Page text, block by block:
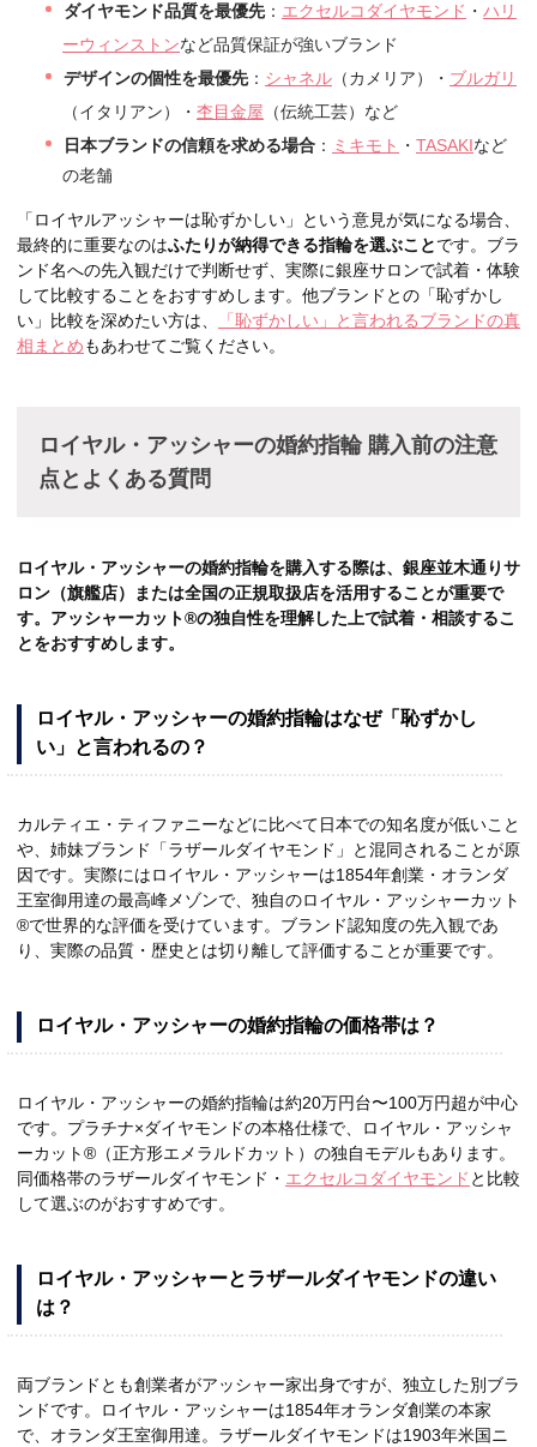
ダイヤモンド品質を最優先： エクセルコダイヤモンド ・ ハリ
ーウィンストンなど品質保証が強いブランド
デザインの個性を最優先： シャネル （カメリア）・ ブルガリ
（イタリアン）・ 杢目金屋 （伝統工芸）など
日本ブランドの信頼を求める場合 ： ミキモト ・ TASAKIなど
の老舗
「ロイヤルアッシャーは恥ずかしい」という意見が気になる場合、
最終的に重要なのはふたりが納得できる指輪を選ぶことです。ブラ
ンド名への先入観だけで判断せず、実際に銀座サロンで試着・体験
して比較することをおすすめします。他ブランドとの「恥ずかし
い」比較を深めたい方は、
「恥ずかしい」と言われるブランドの真
相まとめもあわせてご覧ください。
ロイヤル・アッシャーの婚約指輪 購入前の注意
点とよくある質問
ロイヤル・アッシャーの婚約指輪を購入する際は、銀座並木通りサ
ロン（旗艦店）または全国の正規取扱店を活用することが重要で
す。アッシャーカット®の独自性を理解した上で試着・相談するこ
とをおすすめします。
ロイヤル・アッシャーの婚約指輪はなぜ「恥ずかし
い」と言われるの？
カルティエ・ティファニーなどに比べて日本での知名度が低いこと
や、姉妹ブランド「ラザールダイヤモンド」と混同されることが原
因です。実際にはロイヤル・アッシャーは1854年創業・オランダ
王室御用達の最高峰メゾンで、独自のロイヤル・アッシャーカット
®で世界的な評価を受けています。ブランド認知度の先入観であ
り、実際の品質・歴史とは切り離して評価することが重要です。
ロイヤル・アッシャーの婚約指輪の価格帯は？
ロイヤル・アッシャーの婚約指輪は約20万円台〜100万円超が中心
です。プラチナ×ダイヤモンドの本格仕様で、ロイヤル・アッシャ
ーカット®（正方形エメラルドカット）の独自モデルもあります。
同価格帯のラザールダイヤモンド・ エクセルコダイヤモンド と比較
して選ぶのがおすすめです。
ロイヤル・アッシャーとラザールダイヤモンドの違い
は？
両ブランドとも創業者がアッシャー家出身ですが、独立した別ブラ
ンドです。ロイヤル・アッシャーは1854年オランダ創業の本家
で、オランダ王室御用達。ラザールダイヤモンドは1903年米国ニ